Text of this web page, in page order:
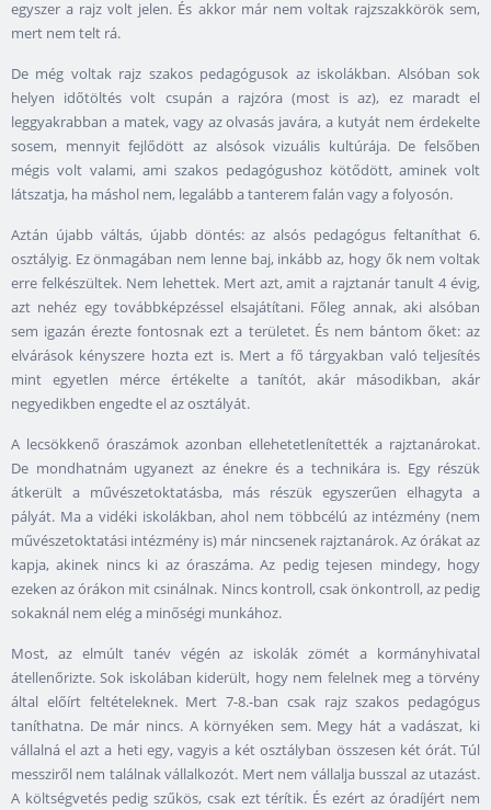
egyszer a rajz volt jelen. És akkor már nem voltak rajzszakkörök sem,
mert nem telt rá.
De még voltak rajz szakos pedagógusok az iskolákban. Alsóban sok
helyen időtöltés volt csupán a rajzóra (most is az), ez maradt el
leggyakrabban a matek, vagy az olvasás javára, a kutyát nem érdekelte
sosem, mennyit fejlődött az alsósok vizuális kultúrája. De felsőben
mégis volt valami, ami szakos pedagógushoz kötődött, aminek volt
látszatja, ha máshol nem, legalább a tanterem falán vagy a folyosón.
Aztán újabb váltás, újabb döntés: az alsós pedagógus feltaníthat 6.
osztályig. Ez önmagában nem lenne baj, inkább az, hogy ők nem voltak
erre felkészültek. Nem lehettek. Mert azt, amit a rajztanár tanult 4 évig,
azt nehéz egy továbbképzéssel elsajátítani. Főleg annak, aki alsóban
sem igazán érezte fontosnak ezt a területet. És nem bántom őket: az
elvárások kényszere hozta ezt is. Mert a fő tárgyakban való teljesítés
mint egyetlen mérce értékelte a tanítót, akár másodikban, akár
negyedikben engedte el az osztályát.
A lecsökkenő óraszámok azonban ellehetetlenítették a rajztanárokat.
De mondhatnám ugyanezt az énekre és a technikára is. Egy részük
átkerült a művészetoktatásba, más részük egyszerűen elhagyta a
pályát. Ma a vidéki iskolákban, ahol nem többcélú az intézmény (nem
művészetoktatási intézmény is) már nincsenek rajztanárok. Az órákat az
kapja, akinek nincs ki az óraszáma. Az pedig tejesen mindegy, hogy
ezeken az órákon mit csinálnak. Nincs kontroll, csak önkontroll, az pedig
sokaknál nem elég a minőségi munkához.
Most, az elmúlt tanév végén az iskolák zömét a kormányhivatal
átellenőrizte. Sok iskolában kiderült, hogy nem felelnek meg a törvény
által előírt feltételeknek. Mert 7-8.-ban csak rajz szakos pedagógus
taníthatna. De már nincs. A környéken sem. Megy hát a vadászat, ki
vállalná el azt a heti egy, vagyis a két osztályban összesen két órát. Túl
messziről nem találnak vállalkozót. Mert nem vállalja busszal az utazást.
A költségvetés pedig szűkös, csak ezt térítik. És ezért az óradíjért nem